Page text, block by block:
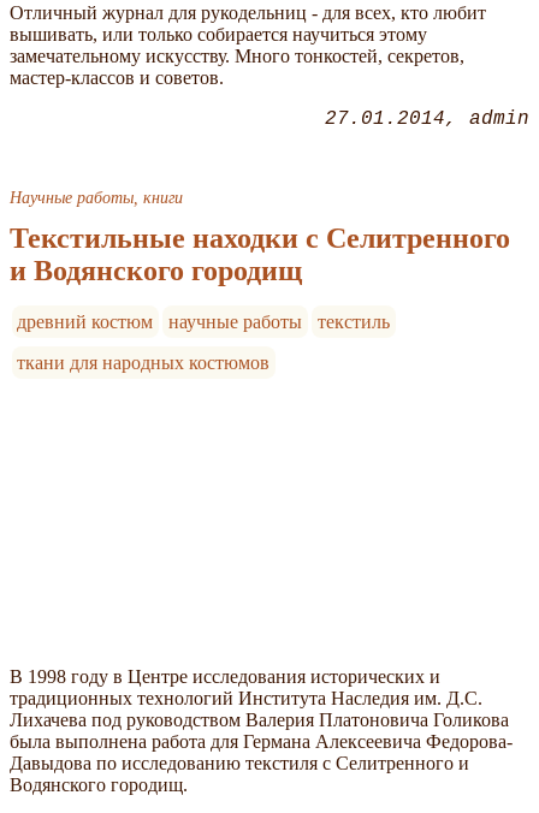
Отличный журнал для рукодельниц - для всех, кто любит
вышивать, или только собирается научиться этому
замечательному искусству. Много тонкостей, секретов,
мастер-классов и советов.
27.01.2014 admin
Научные работы, книги
Текстильные находки с Селитренного
и Водянского городищ
древний костюм научные работы
текстиль
ткани для народных костюмов
В 1998 году в Центре исследования исторических и
традиционных технологий Института Наследия им. Д.С.
Лихачева под руководством Валерия Платоновича Голикова
была выполнена работа для Германа Алексеевича Федорова-
Давыдова по исследованию текстиля с Селитренного и
Водянского городищ.